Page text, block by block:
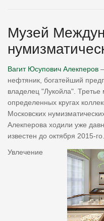
Музей
Вагит Юсупович Алекперов
нефтяник, богатейший
владелец "Лукойла".
определенных кругах
Московских
Алекперова ходили уже
известен до октября 2015-го.
Увлечение